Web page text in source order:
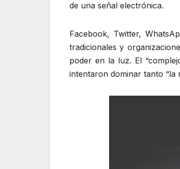
de una señal electrónica.
Facebook, Twitter,
tradicionales y
poder en la luz. El
intentaron dominar tanto “la